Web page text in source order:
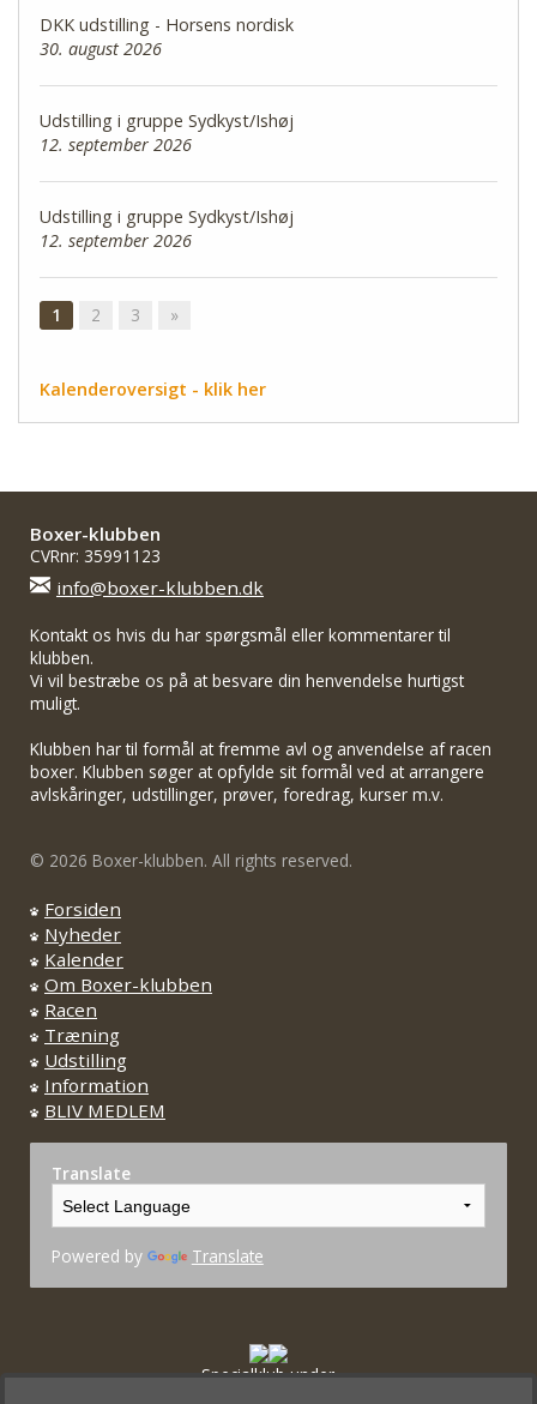
DKK udstilling - Horsens nordisk
30. august 2026
Udstilling i gruppe Sydkyst/Ishøj
12. september 2026
Udstilling i gruppe Sydkyst/Ishøj
12. september 2026
1 2 3 »
Kalenderoversigt - klik her
Boxer-klubben
CVRnr: 35991123
info@boxer-klubben.dk
Kontakt os hvis du har spørgsmål eller kommentarer til
klubben.
Vi vil bestræbe os på at besvare din henvendelse hurtigst
muligt.
Klubben har til formål at fremme avl og anvendelse af racen
boxer. Klubben søger at opfylde sit formål ved at arrangere
avlskåringer, udstillinger, prøver, foredrag, kurser m.v.
© 2026 Boxer-klubben. All rights reserved.
Forsiden
Nyheder
Kalender
Om Boxer-klubben
Racen
Træning
Udstilling
Information
BLIV MEDLEM
Translate
Powered by Translate
Specialklub under